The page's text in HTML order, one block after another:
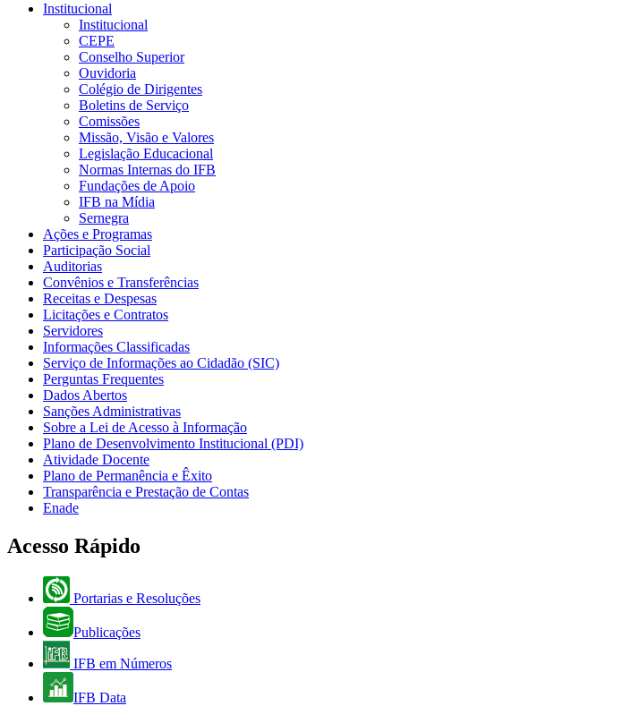
Institucional
Institucional
CEPE
Conselho Superior
Ouvidoria
Colégio de Dirigentes
Boletins de Serviço
Comissões
Missão, Visão e Valores
Legislação Educacional
Normas Internas do IFB
Fundações de Apoio
IFB na Mídia
Sernegra
Ações e Programas
Participação Social
Auditorias
Convênios e Transferências
Receitas e Despesas
Licitações e Contratos
Servidores
Informações Classificadas
Serviço de Informações ao Cidadão (SIC)
Perguntas Frequentes
Dados Abertos
Sanções Administrativas
Sobre a Lei de Acesso à Informação
Plano de Desenvolvimento Institucional (PDI)
Atividade Docente
Plano de Permanência e Êxito
Transparência e Prestação de Contas
Enade
Acesso Rápido
Portarias e Resoluções
Publicações
IFB em Números
IFB Data